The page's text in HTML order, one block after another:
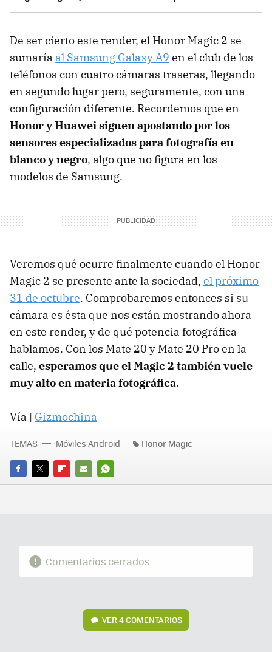
De ser cierto este render, el Honor Magic 2 se
sumaría al Samsung Galaxy A9 en el club de los
teléfonos con cuatro cámaras traseras, llegando
en segundo lugar pero, seguramente, con una
configuración diferente. Recordemos que en
Honor y Huawei siguen apostando por los
sensores especializados para fotografía en
blanco y negro, algo que no figura en los
modelos de Samsung.
Veremos qué ocurre finalmente cuando el Honor
Magic 2 se presente ante la sociedad, el próximo
31 de octubre. Comprobaremos entonces si su
cámara es ésta que nos están mostrando ahora
en este render, y de qué potencia fotográfica
hablamos. Con los Mate 20 y Mate 20 Pro en la
calle, esperamos que el Magic 2 también vuele
muy alto en materia fotográfica.
Vía | Gizmochina
FACEBOOK
TWITTERFLIPBOARD
E-
WHATSAPP
TEMAS Móviles Android Honor Magic
Comentarios cerrados
VER4 COMENTARIOS